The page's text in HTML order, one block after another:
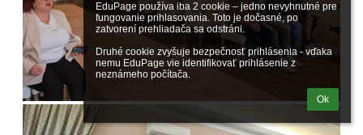
EduPage používa iba 2 cookie – jedno nevyhnutné pre
fungovanie prihlasovania. Toto je dočasné, po
zatvorení prehliadača sa odstráni.
Druhé cookie zvyšuje bezpečnosť prihlásenia - vďaka
nemu EduPage vie identifikovať prihlásenie z
neznámeho počítača.
Ok